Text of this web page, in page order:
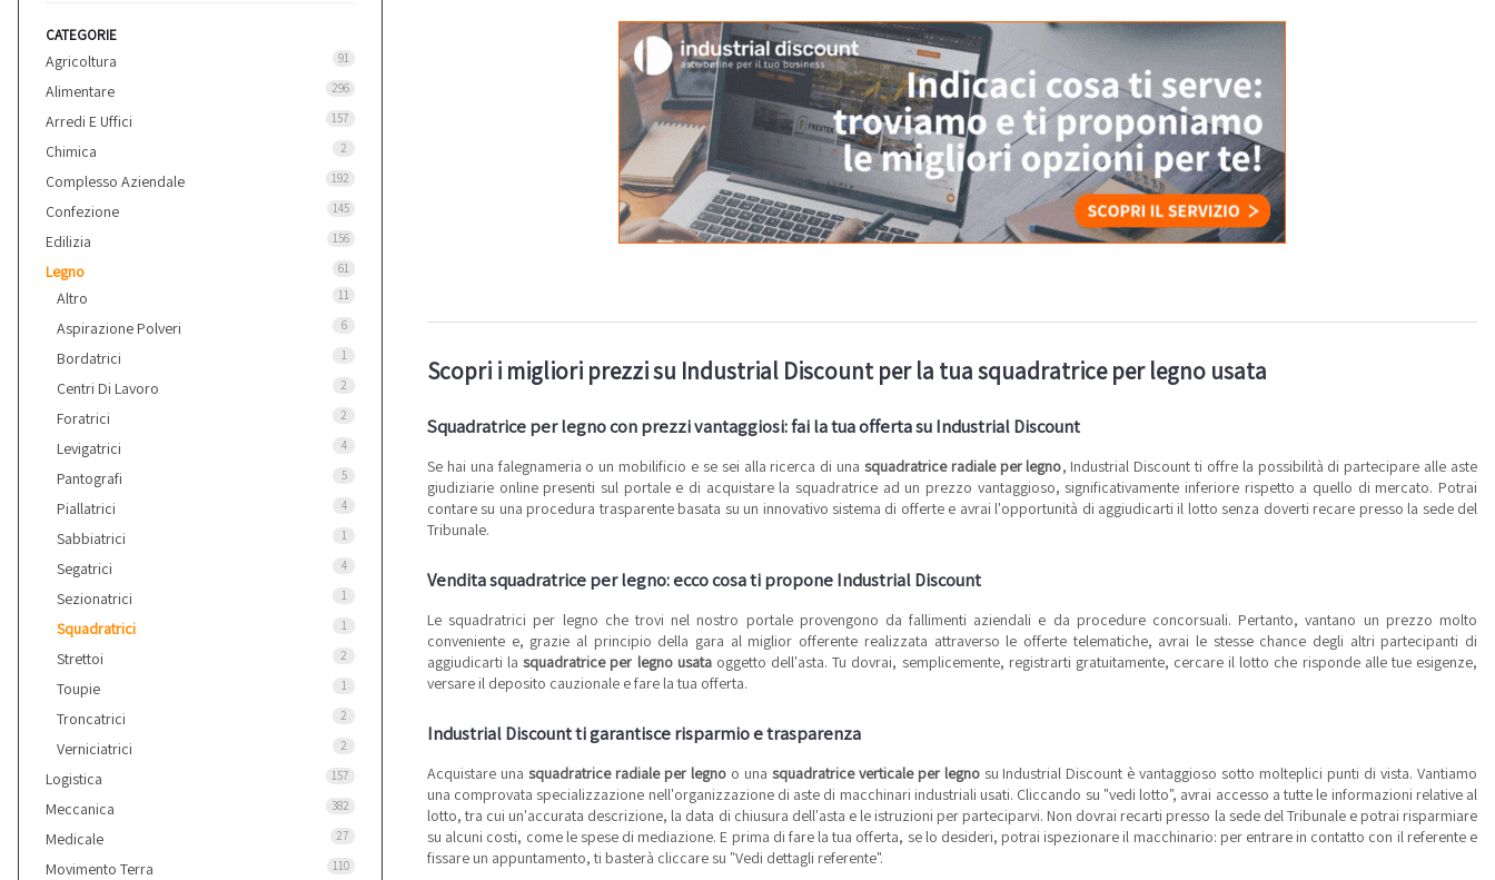
CATEGORIE
Agricoltura 91
Alimentare 296
Arredi E Uffici 157
Chimica 2
Complesso Aziendale 192
Confezione 145
Edilizia 156
Legno 61
Altro 11
Aspirazione Polveri 6
Bordatrici 1
Centri Di Lavoro 2
Foratrici 2
Levigatrici 4
Pantografi 5
Piallatrici 4
Sabbiatrici 1
Segatrici 4
Sezionatrici 1
Squadratrici 1
Strettoi 2
Toupie 1
Troncatrici 2
Verniciatrici 2
Logistica 157
Meccanica 382
Medicale 27
Movimento Terra 110
Scopri i migliori prezzi su Industrial Discount per la tua squadratrice per legno usata
Squadratrice per legno con prezzi vantaggiosi: fai la tua offerta su Industrial Discount
Se hai una falegnameria o un mobilificio e se sei alla ricerca di una squadratrice radiale per legno, Industrial Discount ti offre la possibilità di partecipare alle aste
giudiziarie online presenti sul portale e di acquistare la squadratrice ad un prezzo vantaggioso, significativamente inferiore rispetto a quello di mercato. Potrai
contare su una procedura trasparente basata su un innovativo sistema di offerte e avrai l'opportunità di aggiudicarti il lotto senza doverti recare presso la sede del
Tribunale.
Vendita squadratrice per legno: ecco cosa ti propone Industrial Discount
Le squadratrici per legno che trovi nel nostro portale provengono da fallimenti aziendali e da procedure concorsuali. Pertanto, vantano un prezzo molto
conveniente e, grazie al principio della gara al miglior offerente realizzata attraverso le offerte telematiche, avrai le stesse chance degli altri partecipanti di
aggiudicarti lasquadratrice per legno usataoggetto dell'asta. Tu dovrai, semplicemente, registrarti gratuitamente, cercare il lotto che risponde alle tue esigenze,
versare il deposito cauzionale e fare la tua offerta.
Industrial Discount ti garantisce risparmio e trasparenza
Acquistare una squadratrice radiale per legnoo una squadratrice verticale per legnosu Industrial Discount è vantaggioso sotto molteplici punti di vista. Vantiamo
una comprovata specializzazione nell'organizzazione di aste di macchinari industriali usati. Cliccando su "vedi lotto", avrai accesso a tutte le informazioni relative al
lotto, tra cui un'accurata descrizione, la data di chiusura dell'asta e le istruzioni per parteciparvi. Non dovrai recarti presso la sede del Tribunale e potrai risparmiare
su alcuni costi, come le spese di mediazione. E prima di fare la tua offerta, se lo desideri, potrai ispezionare il macchinario: per entrare in contatto con il referente e
fissare un appuntamento, ti basterà cliccare su "Vedi dettagli referente".